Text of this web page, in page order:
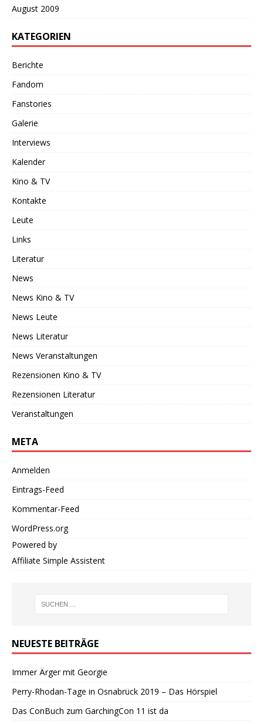
August 2009
KATEGORIEN
Berichte
Fandom
Fanstories
Galerie
Interviews
Kalender
Kino & TV
Kontakte
Leute
Links
Literatur
News
News Kino & TV
News Leute
News Literatur
News Veranstaltungen
Rezensionen Kino & TV
Rezensionen Literatur
Veranstaltungen
META
Anmelden
Eintrags-Feed
Kommentar-Feed
WordPress.org
Powered by
Affiliate Simple Assistent
NEUESTE BEITRÄGE
Immer Ärger mit Georgie
Perry-Rhodan-Tage in Osnabrück 2019 – Das Hörspiel
Das ConBuch zum GarchingCon 11 ist da